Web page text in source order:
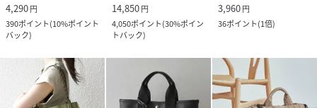
4,290円
390ポイント(10%ポイント
バック)
14,850円
4,050ポイント(30%ポイン
トバック)
3,960円
36ポイント(1倍)